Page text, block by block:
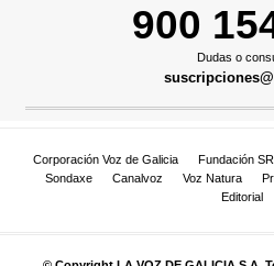
900
Dudas o
Corporación Voz de Galicia Fundación
Sondaxe
Canalvoz Voz Natura
Editorial